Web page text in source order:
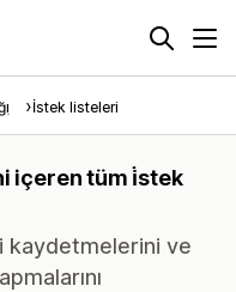
İstek listeleri
içeren tüm i̇stek
kaydetmelerini ve